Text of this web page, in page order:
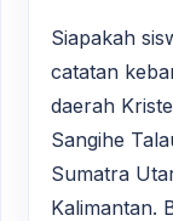
Siapakah
catatan
daerah
Sangihe
Sumatra
Kalimantan.